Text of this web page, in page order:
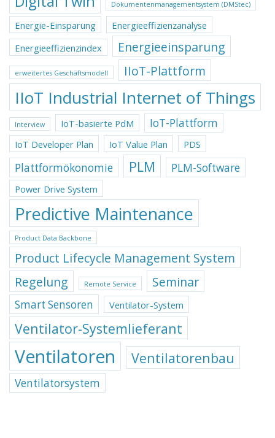
Dokumentenmanagementsystem (DMStec)
Energie-Einsparung
Energieeffizienzanalyse
Energieeffizienzindex
Energieeinsparung
erweitertes Geschäftsmodell IIoT-Plattform
IIoT Industrial Internet of Things
Interview IoT-basierte PdM IoT-Plattform
IoT Developer Plan IoT Value Plan PDS
Plattformökonomie PLM PLM-Software
Power Drive System
Predictive Maintenance
Product Data Backbone
Product Lifecycle Management System
Regelung
Remote Service Seminar
Smart Sensoren Ventilator-System
Ventilator-Systemlieferant
Ventilatoren Ventilatorenbau
Ventilatorsystem